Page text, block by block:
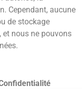
Cependant, aucune
de stockage
et nous ne pouvons